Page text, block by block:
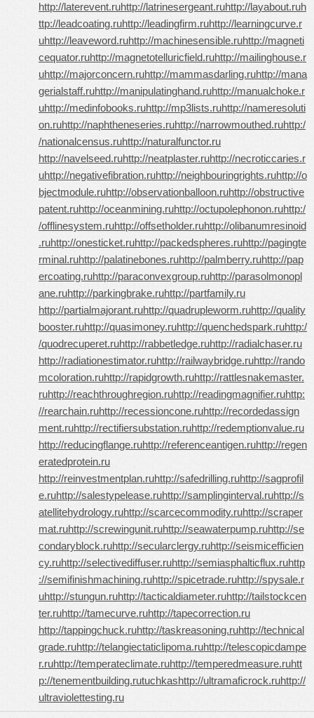
http://laterevent.ruhttp://latrinesergeant.ruhttp://layabout.ruh
ttp://leadcoating.ruhttp://leadingfirm.ruhttp://learningcurve.r
uhttp://leaveword.ruhttp://machinesensible.ruhttp://magneti
cequator.ruhttp://magnetotelluricfield.ruhttp://mailinghouse.r
uhttp://majorconcern.ruhttp://mammasdarling.ruhttp://mana
gerialstaff.ruhttp://manipulatinghand.ruhttp://manualchoke.r
uhttp://medinfobooks.ruhttp://mp3lists.ruhttp://nameresoluti
on.ruhttp://naphtheneseries.ruhttp://narrowmouthed.ruhttp:/
/nationalcensus.ruhttp://naturalfunctor.ru
http://navelseed.ruhttp://neatplaster.ruhttp://necroticcaries.r
uhttp://negativefibration.ruhttp://neighbouringrights.ruhttp://o
bjectmodule.ruhttp://observationballoon.ruhttp://obstructive
patent.ruhttp://oceanmining.ruhttp://octupolephonon.ruhttp:/
/offlinesystem.ruhttp://offsetholder.ruhttp://olibanumresinoid
.ruhttp://onesticket.ruhttp://packedspheres.ruhttp://pagingte
rminal.ruhttp://palatinebones.ruhttp://palmberry.ruhttp://pap
ercoating.ruhttp://paraconvexgroup.ruhttp://parasolmonopl
ane.ruhttp://parkingbrake.ruhttp://partfamily.ru
http://partialmajorant.ruhttp://quadrupleworm.ruhttp://quality
booster.ruhttp://quasimoney.ruhttp://quenchedspark.ruhttp:/
/quodrecuperet.ruhttp://rabbetledge.ruhttp://radialchaser.ru
http://radiationestimator.ruhttp://railwaybridge.ruhttp://rando
mcoloration.ruhttp://rapidgrowth.ruhttp://rattlesnakemaster.
ruhttp://reachthroughregion.ruhttp://readingmagnifier.ruhttp:
//rearchain.ruhttp://recessioncone.ruhttp://recordedassign
ment.ruhttp://rectifiersubstation.ruhttp://redemptionvalue.ru
http://reducingflange.ruhttp://referenceantigen.ruhttp://regen
eratedprotein.ru
http://reinvestmentplan.ruhttp://safedrilling.ruhttp://sagprofil
e.ruhttp://salestypelease.ruhttp://samplinginterval.ruhttp://s
atellitehydrology.ruhttp://scarcecommodity.ruhttp://scraper
mat.ruhttp://screwingunit.ruhttp://seawaterpump.ruhttp://se
condaryblock.ruhttp://secularclergy.ruhttp://seismicefficien
cy.ruhttp://selectivediffuser.ruhttp://semiasphalticflux.ruhttp
://semifinishmachining.ruhttp://spicetrade.ruhttp://spysale.r
uhttp://stungun.ruhttp://tacticaldiameter.ruhttp://tailstockcen
ter.ruhttp://tamecurve.ruhttp://tapecorrection.ru
http://tappingchuck.ruhttp://taskreasoning.ruhttp://technical
grade.ruhttp://telangiectaticlipoma.ruhttp://telescopicdampe
r.ruhttp://temperateclimate.ruhttp://temperedmeasure.ruhtt
p://tenementbuilding.rutuchkashttp://ultramaficrock.ruhttp://
ultraviolettesting.ru